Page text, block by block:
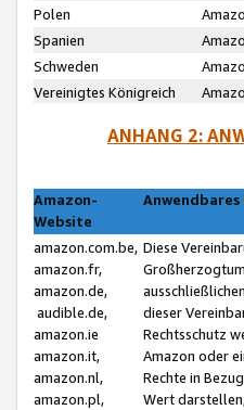
Polen
Spanien
Schweden
Vereinigtes Königreich
ANHANG 2:
Amazon-
Website
amazon.com.be,
amazon.fr,
amazon.de,
audible.de,
amazon.ie
amazon.it,
amazon.nl,
amazon.pl,
Diese
dieser
Rechtsschutz
Amazon oder
Rechte in
Wert